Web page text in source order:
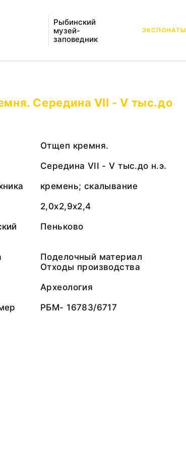
Рыбинский
музей-
заповедник
ЭКСПОНАТЫ
Середина VII - V тыс.до
Отщеп кремня.
Середина VII - V тыс.до н.э.
кремень; скалывание
2,0х2,9х2,4
Пеньково
Поделочный материал
Отходы производства
Археология
РБМ- 16783/6717